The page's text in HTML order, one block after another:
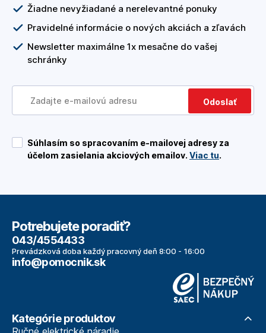
Žiadne nevyžiadané a nerelevantné ponuky
Pravidelné informácie o nových akciách a zľavách
Newsletter maximálne 1x mesačne do vašej
schránky
Odoslať
Súhlasím so spracovaním e-mailovej adresy za
účelom zasielania akciových emailov. Viac tu.
Potrebujete poradiť?
043/4554433
Prevádzková doba každý pracovný deň 8:00 - 16:00
info@pomocnik.sk
Kategórie produktov